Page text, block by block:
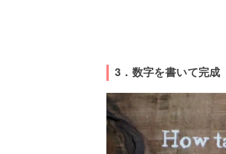
3．数字を書いて完成